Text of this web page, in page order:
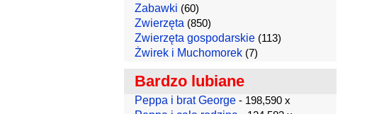
Zabawki (60)
Zwierzęta (850)
Zwierzęta gospodarskie(113)
Żwirek i Muchomorek(7)
Bardzo lubiane
Peppa i brat George- 198,590 x